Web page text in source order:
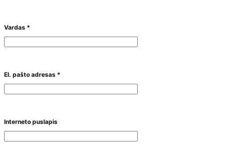
Vardas *
El. pašto adresas *
Interneto puslapis